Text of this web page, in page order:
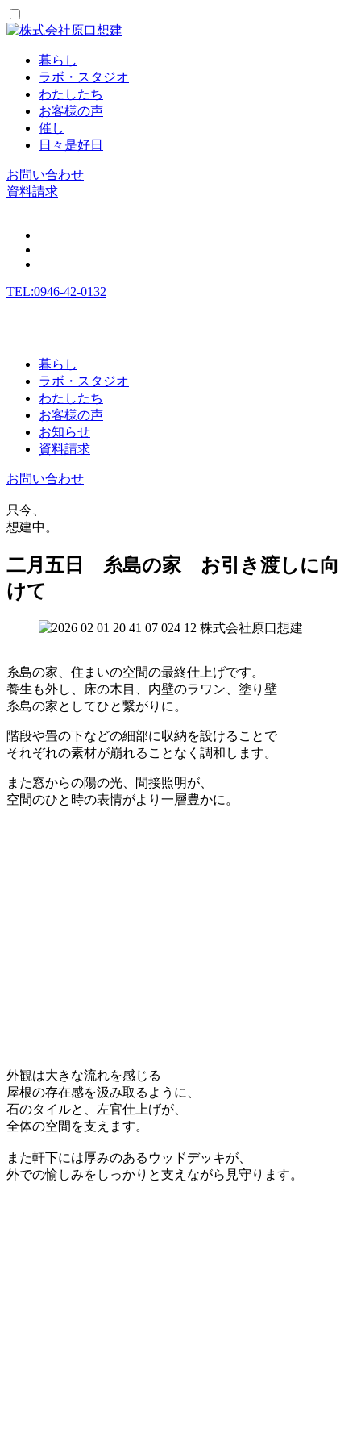
暮らし
ラボ・スタジオ
わたしたち
お客様の声
催し
日々是好日
お問い合わせ
資料請求
TEL:0946-42-0132
暮らし
ラボ・スタジオ
わたしたち
お客様の声
お知らせ
資料請求
お問い合わせ
只今、
想建中。
二月五日 糸島の家 お引き渡しに向
けて
糸島の家、住まいの空間の最終仕上げです。
養生も外し、床の木目、内壁のラワン、塗り壁
糸島の家としてひと繋がりに。
階段や畳の下などの細部に収納を設けることで
それぞれの素材が崩れることなく調和します。
また窓からの陽の光、間接照明が、
空間のひと時の表情がより一層豊かに。
外観は大きな流れを感じる
屋根の存在感を汲み取るように、
石のタイルと、左官仕上げが、
全体の空間を支えます。
また軒下には厚みのあるウッドデッキが、
外での愉しみをしっかりと支えながら見守ります。